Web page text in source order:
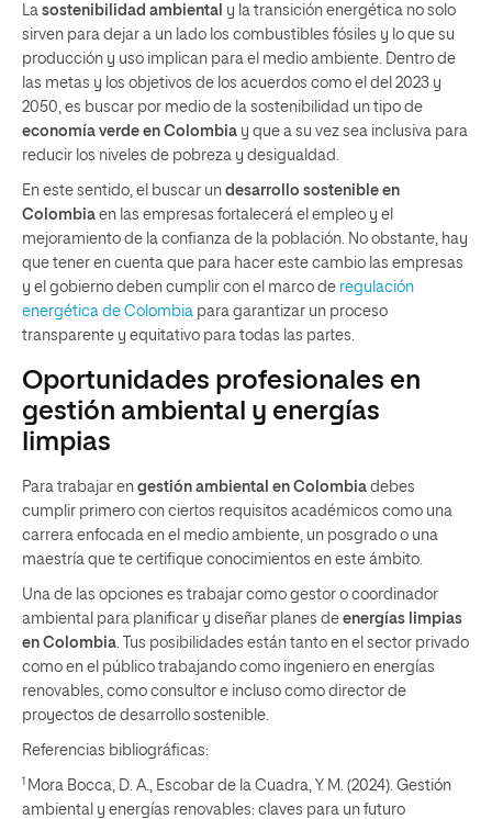
La sostenibilidad ambiental y la transición energética no solo
sirven para dejar a un lado los combustibles fósiles y lo que su
producción y uso implican para el medio ambiente. Dentro de
las metas y los objetivos de los acuerdos como el del 2023 y
2050, es buscar por medio de la sostenibilidad un tipo de
economía verde en Colombia y que a su vez sea inclusiva para
reducir los niveles de pobreza y desigualdad.
En este sentido, el buscar un desarrollo sostenible en
Colombia en las empresas fortalecerá el empleo y el
mejoramiento de la confianza de la población. No obstante, hay
que tener en cuenta que para hacer este cambio las empresas
y el gobierno deben cumplir con el marco de regulación
energética de Colombia para garantizar un proceso
transparente y equitativo para todas las partes.
Oportunidades profesionales en
gestión ambiental y energías
limpias
Para trabajar en gestión ambiental en Colombia debes
cumplir primero con ciertos requisitos académicos como una
carrera enfocada en el medio ambiente, un posgrado o una
maestría que te certifique conocimientos en este ámbito.
Una de las opciones es trabajar como gestor o coordinador
ambiental para planificar y diseñar planes de energías limpias
en Colombia. Tus posibilidades están tanto en el sector privado
como en el público trabajando como ingeniero en energías
renovables, como consultor e incluso como director de
proyectos de desarrollo sostenible.
Referencias bibliográficas:
1 Mora Bocca, D. A., Escobar de la Cuadra, Y. M. (2024). Gestión
ambiental y energías renovables: claves para un futuro